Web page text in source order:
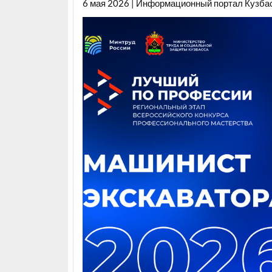
6 мая 2026 | Информационный портал